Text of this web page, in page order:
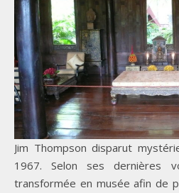
Jim Thompson disparut
1967. Selon ses dernières
transformée en musée afin de